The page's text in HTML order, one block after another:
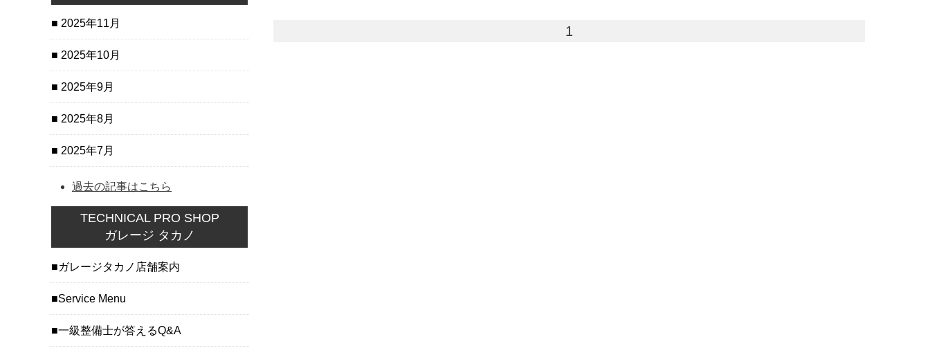
1
2025年11月
2025年10月
2025年9月
2025年8月
2025年7月
過去の記事はこちら
TECHNICAL PRO SHOP
ガレージ タカノ
ガレージタカノ店舗案内
Service Menu
一級整備士が答えるQ&A